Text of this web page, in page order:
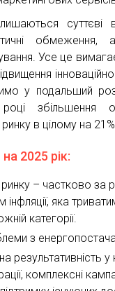
суттєві
Усе це
у подальший
збільшення
в цілому на 21%.
2025 рік:
– частково за
інфляції, яка
категорії.
з
результативність у
комплексні